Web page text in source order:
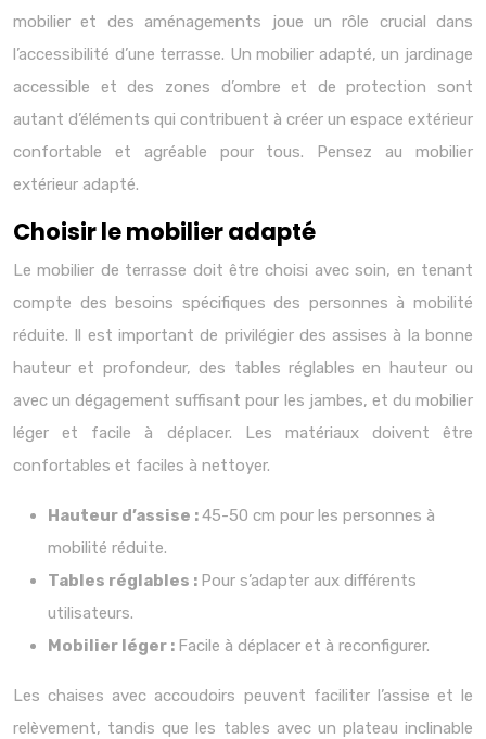
mobilier et des aménagements joue un rôle crucial dans
l’accessibilité d’une terrasse. Un mobilier adapté, un jardinage
accessible et des zones d’ombre et de protection sont
autant d’éléments qui contribuent à créer un espace extérieur
confortable et agréable pour tous. Pensez au mobilier
extérieur adapté.
Choisir le mobilier adapté
Le mobilier de terrasse doit être choisi avec soin, en tenant
compte des besoins spécifiques des personnes à mobilité
réduite. Il est important de privilégier des assises à la bonne
hauteur et profondeur, des tables réglables en hauteur ou
avec un dégagement suffisant pour les jambes, et du mobilier
léger et facile à déplacer. Les matériaux doivent être
confortables et faciles à nettoyer.
Hauteur d’assise :45-50 cm pour les personnes à
mobilité réduite.
Tables réglables : Pour s’adapter aux différents
utilisateurs.
Mobilier léger : Facile à déplacer et à reconfigurer.
Les chaises avec accoudoirs peuvent faciliter l’assise et le
relèvement, tandis que les tables avec un plateau inclinable